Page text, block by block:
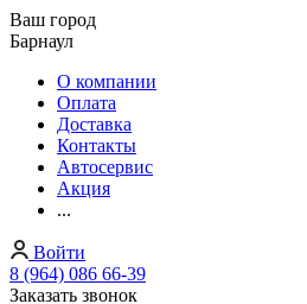
Ваш город
Барнаул
О компании
Оплата
Доставка
Контакты
Автосервис
Акция
...
Войти
8 (964) 086 66-39
Заказать звонок